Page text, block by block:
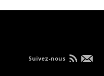
Suivez-nous